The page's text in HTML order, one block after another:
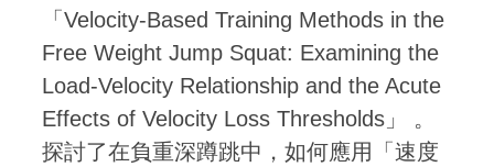
「Velocity-Based Training Methods in the
Free Weight Jump Squat: Examining the
Load-Velocity Relationship and the Acute
Effects of Velocity Loss Thresholds」 。
探討了在負重深蹲跳中，如何應用「速度